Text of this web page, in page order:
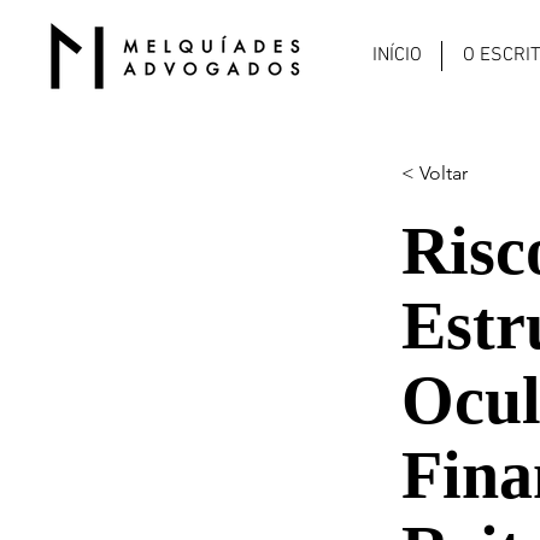
INÍCIO O
< Voltar